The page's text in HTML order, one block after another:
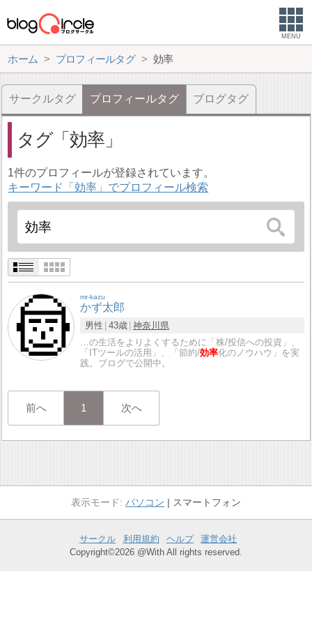
MENU
ホーム プロフィールタグ 効率
サークルタグ プロフィールタグ ブログタグ
タグ 効率
1件のプロフィールが登録されています。
キーワード「効率」でプロフィール検索
mr-kazu
かず太郎
男性 43歳 神奈川県
…の生活をよりよくするために「株/投信への投資」、
「ITツールの活用」、「節約/効率化のノウハウ」を実
践。ブログで公開中。
前へ 1 次へ
パソコン スマートフォン
サークル 利用規約 ヘルプ
運営会社
Copyright©2026 @With All rights reserved.